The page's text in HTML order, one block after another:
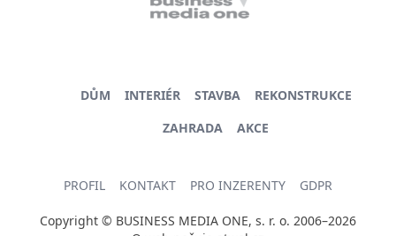
DŮM INTERIÉR STAVBA
REKONSTRUKCE
ZAHRADA
AKCE
PROFIL KONTAKT PRO INZERENTY GDPR
Copyright © BUSINESS MEDIA ONE, s. r. o. 2006–2026